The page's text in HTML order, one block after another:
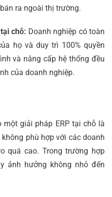
ra ngoài thị trường.
chỗ: Doanh nghiệp có toàn
họ và duy trì 100% quyền
và nâng cấp hệ thống đều
của doanh nghiệp.
một giải pháp ERP tại chỗ là
phù hợp với các doanh
quá cao. Trong trường hợp
ảnh hưởng không nhỏ đến